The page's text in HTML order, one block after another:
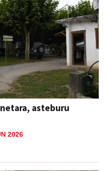
asteburu
2026